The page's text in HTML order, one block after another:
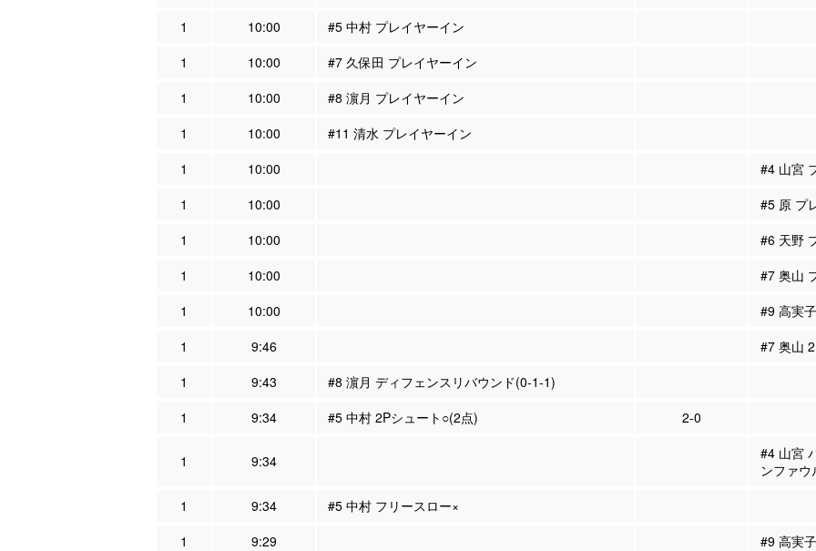
1
10:00
#5 中村 プレイヤーイン
1
10:00
#7 久保田 プレイヤーイン
1
10:00
#8 濵月 プレイヤーイン
1
10:00
#11 清水 プレイヤーイン
1
10:00
#4 山宮
1
10:00
#5 原 プ
1
10:00
#6 天野
1
10:00
#7 奥山
1
10:00
#9 高実
1
9:46
#7 奥山
1
9:43
#8 濵月 ディフェンスリバウンド(0-1-1)
1
9:34 #5 中村 2Pシュート○(2点) 2-0
1 9:34
#4 山宮
ンファウ
1
9:34
#5 中村 フリースロー×
1
9:29 #9 高実